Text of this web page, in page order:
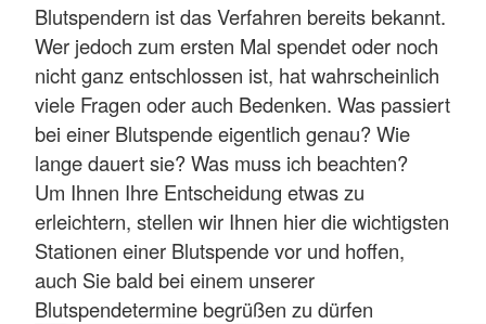
Blutspendern ist das Verfahren bereits bekannt.
Wer jedoch zum ersten Mal spendet oder noch
nicht ganz entschlossen ist, hat wahrscheinlich
viele Fragen oder auch Bedenken. Was passiert
bei einer Blutspende eigentlich genau? Wie
lange dauert sie? Was muss ich beachten?
Um Ihnen Ihre Entscheidung etwas zu
erleichtern, stellen wir Ihnen hier die wichtigsten
Stationen einer Blutspende vor und hoffen,
auch Sie bald bei einem unserer
Blutspendetermine begrüßen zu dürfen